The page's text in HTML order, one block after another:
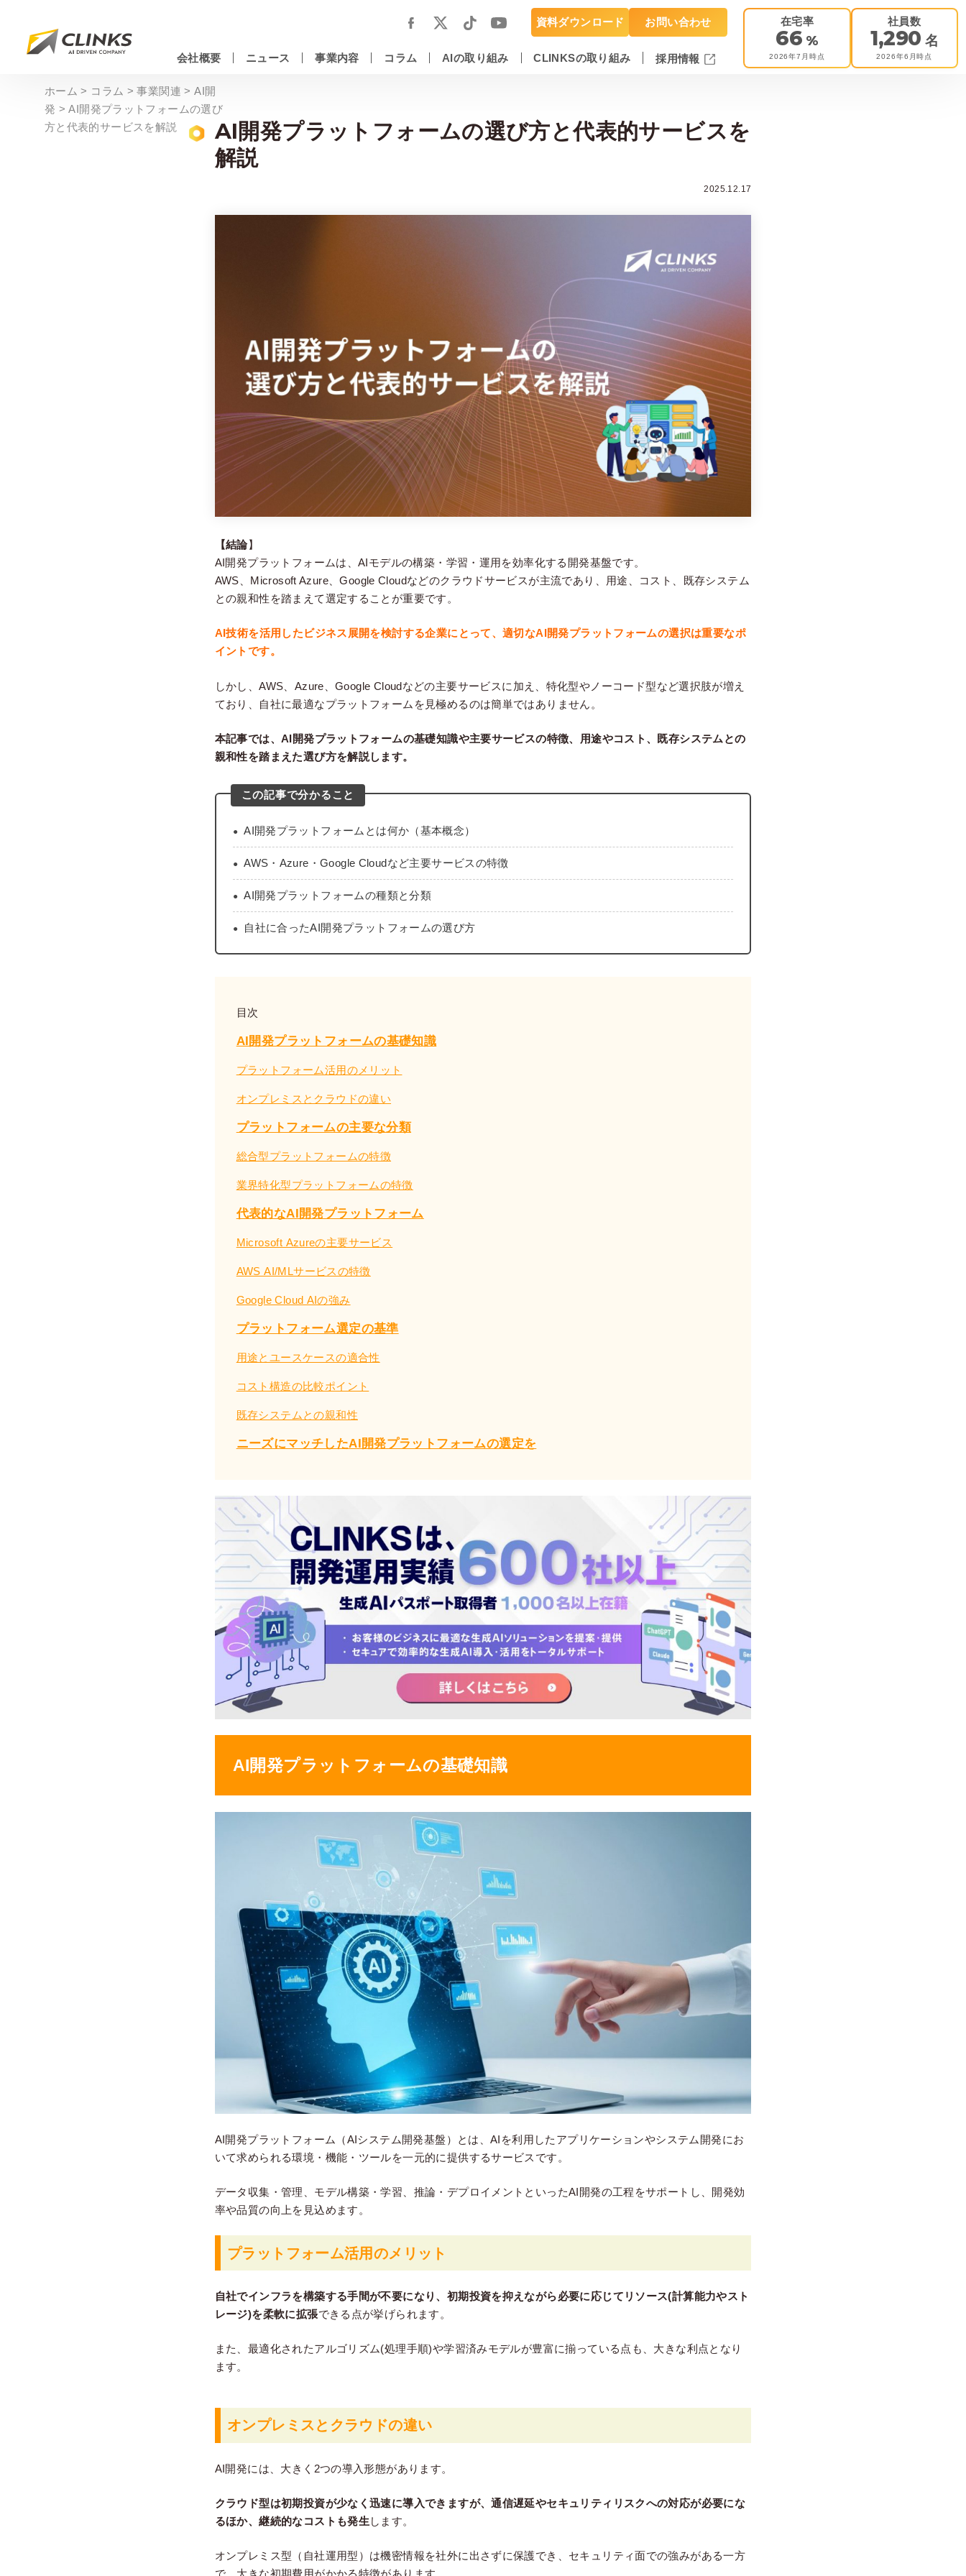
資料ダウンロード お問い合わせ
会社概要 ニュース 事業内容 コラム AIの取り組み CLINKSの取り組み 採用情報
在宅率
66 %
2026年7月時点
社員数
1,290 名
2026年6月時点
ホーム > コラム >事業関連 >AI開
発 >AI開発プラットフォームの選び
方と代表的サービスを解説
AI開発プラットフォームの選び方と代表的サービスを
解説
2025.12.17
【結論】
AI開発プラットフォームは、AIモデルの構築・学習・運用を効率化する開発基盤です。
AWS、Microsoft Azure、Google Cloudなどのクラウドサービスが主流であり、用途、コスト、既存システム
との親和性を踏まえて選定することが重要です。
AI技術を活用したビジネス展開を検討する企業にとって、適切なAI開発プラットフォームの選択は重要なポ
イントです。
しかし、AWS、Azure、Google Cloudなどの主要サービスに加え、特化型やノーコード型など選択肢が増え
ており、自社に最適なプラットフォームを見極めるのは簡単ではありません。
本記事では、AI開発プラットフォームの基礎知識や主要サービスの特徴、用途やコスト、既存システムとの
親和性を踏まえた選び方を解説します。
この記事で分かること
AI開発プラットフォームとは何か（基本概念）
AWS・Azure・Google Cloudなど主要サービスの特徴
AI開発プラットフォームの種類と分類
自社に合ったAI開発プラットフォームの選び方
目次
AI開発プラットフォームの基礎知識
プラットフォーム活用のメリット
オンプレミスとクラウドの違い
プラットフォームの主要な分類
総合型プラットフォームの特徴
業界特化型プラットフォームの特徴
代表的なAI開発プラットフォーム
Microsoft Azureの主要サービス
AWS AI/MLサービスの特徴
Google Cloud AIの強み
プラットフォーム選定の基準
用途とユースケースの適合性
コスト構造の比較ポイント
既存システムとの親和性
ニーズにマッチしたAI開発プラットフォームの選定を
AI開発プラットフォームの基礎知識
AI開発プラットフォーム（AIシステム開発基盤）とは、AIを利用したアプリケーションやシステム開発にお
いて求められる環境・機能・ツールを一元的に提供するサービスです。
データ収集・管理、モデル構築・学習、推論・デプロイメントといったAI開発の工程をサポートし、開発効
率や品質の向上を見込めます。
プラットフォーム活用のメリット
自社でインフラを構築する手間が不要になり、初期投資を抑えながら必要に応じてリソース(計算能力やスト
レージ)を柔軟に拡張できる点が挙げられます。
また、最適化されたアルゴリズム(処理手順)や学習済みモデルが豊富に揃っている点も、大きな利点となり
ます。
オンプレミスとクラウドの違い
AI開発には、大きく2つの導入形態があります。
クラウド型は初期投資が少なく迅速に導入できますが、通信遅延やセキュリティリスクへの対応が必要にな
るほか、継続的なコストも発生 します。
オンプレミス型（自社運用型）は機密情報を社外に出さずに保護でき、セキュリティ面での強みがある一方
で、大きな初期費用がかかる特徴があります。